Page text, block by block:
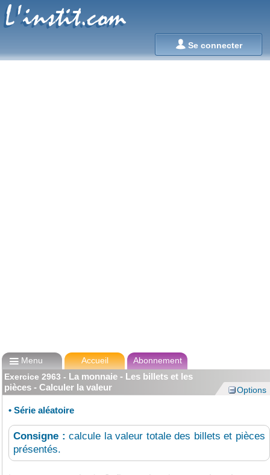
Se connecter
L'instit.com
L'instit.com
Menu Accueil
Abonnement
Exercice 2963 - La monnaie - Les billets et les
pièces - Calculer la valeur
Options
• Série aléatoire
Consigne :calcule la valeur totale des billets et pièces
présentés.